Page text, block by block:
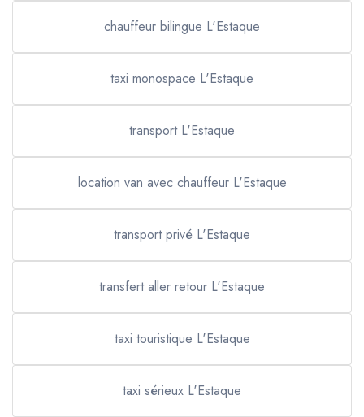
chauffeur bilingue L'Estaque
taxi monospace L'Estaque
transport L'Estaque
location van avec chauffeur L'Estaque
transport privé L'Estaque
transfert aller retour L'Estaque
taxi touristique L'Estaque
taxi sérieux L'Estaque